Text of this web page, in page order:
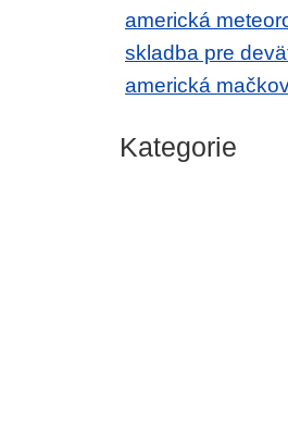
americká
skladba pre
americká
Kategorie